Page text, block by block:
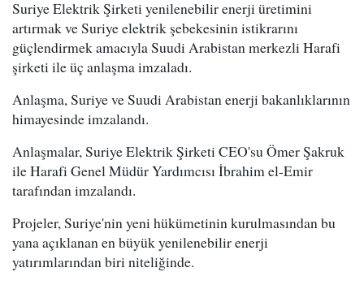
Suriye Elektrik Şirketi yenilenebilir enerji üretimini
artırmak ve Suriye elektrik şebekesinin istikrarını
güçlendirmek amacıyla Suudi Arabistan merkezli Harafi
şirketi ile üç anlaşma imzaladı.
Anlaşma, Suriye ve Suudi Arabistan enerji bakanlıklarının
himayesinde imzalandı.
Anlaşmalar, Suriye Elektrik Şirketi CEO'su Ömer Şakruk
ile Harafi Genel Müdür Yardımcısı İbrahim el-Emir
tarafından imzalandı.
Projeler, Suriye'nin yeni hükümetinin kurulmasından bu
yana açıklanan en büyük yenilenebilir enerji
yatırımlarından biri niteliğinde.